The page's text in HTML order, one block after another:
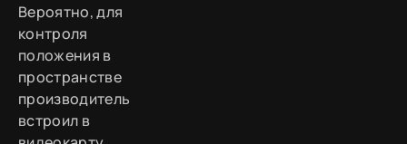
Вероятно, для
контроля
положения в
пространстве
производитель
встроил в